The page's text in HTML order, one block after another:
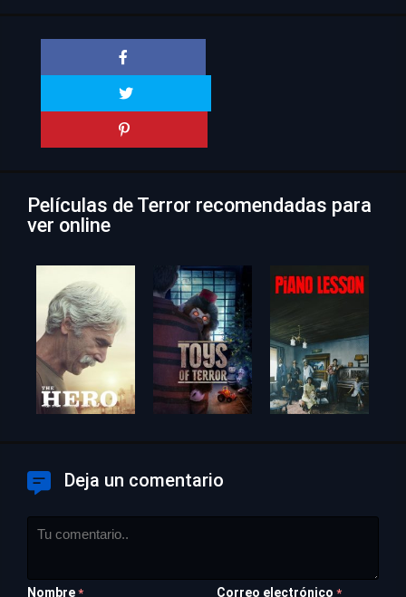
Películas de Terror recomendadas para
ver online
Deja un comentario
Nombre * Correo electrónico *